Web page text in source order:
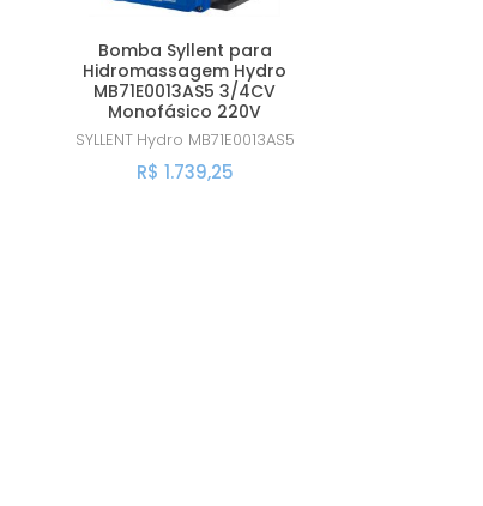
Bomba Syllent para
Hidromassagem Hydro
MB71E0013AS5 3/4CV
Monofásico 220V
SYLLENT Hydro MB71E0013AS5
R$ 1.739,25